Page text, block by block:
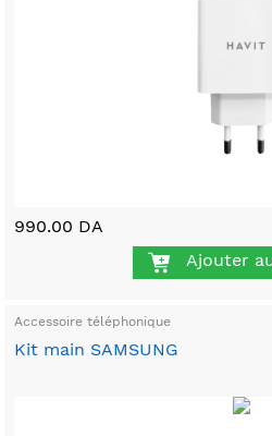
990.00 DA
Ajouter
Accessoire téléphonique
Kit main SAMSUNG